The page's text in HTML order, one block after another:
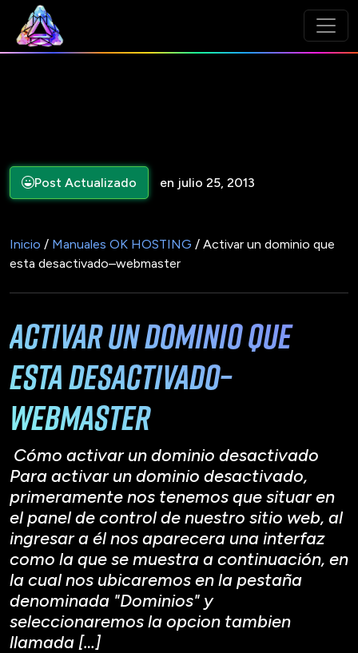
Post Actualizado en julio 25, 2013
Inicio / Manuales OK HOSTING / Activar un dominio que
esta desactivado–webmaster
Activar un dominio que
esta desactivado–
webmaster
Cómo activar un dominio desactivado
Para activar un dominio desactivado,
primeramente nos tenemos que situar en
el panel de control de nuestro sitio web, al
ingresar a él nos aparecera una interfaz
como la que se muestra a continuación, en
la cual nos ubicaremos en la pestaña
denominada "Dominios" y
seleccionaremos la opcion tambien
llamada […]